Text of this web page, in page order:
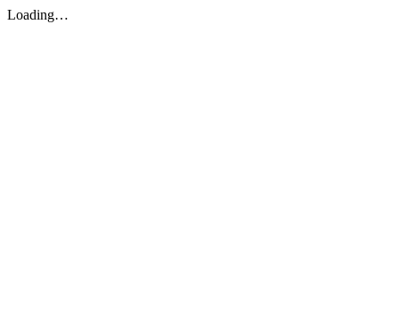
Loading…